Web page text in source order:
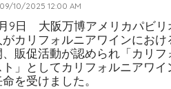
09/10/2025 12:00 AM
9日 大阪万博アメリカパビリ
がカリフォルニアワインにお
、販促活動が認められ「カリ
ト」としてカリフォルニアワ
を受けました。